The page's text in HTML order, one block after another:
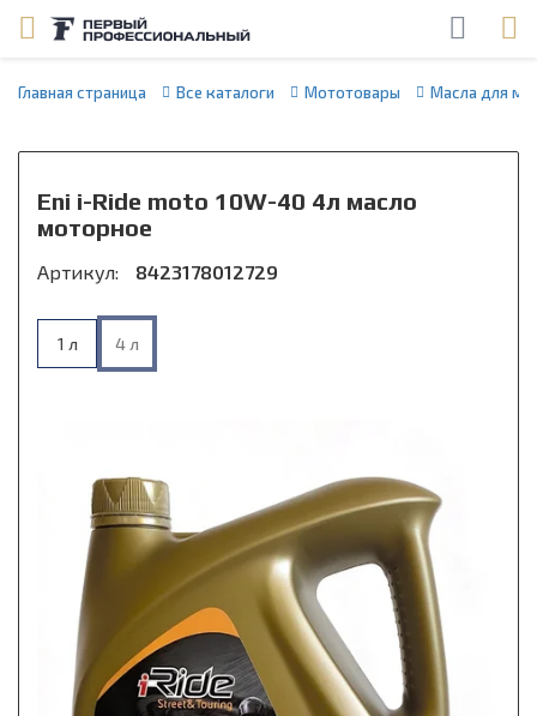
Главная страница Все каталоги Мототовары Масла для
Eni i-Ride moto 10W-40 4л масло
моторное
Артикул: 8423178012729
1 л 4 л